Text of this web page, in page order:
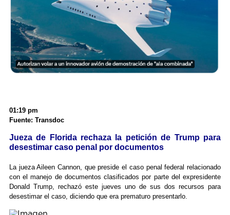
01:19 pm
Fuente: Transdoc
Jueza de Florida rechaza la petición de Trump para
desestimar caso penal por documentos
La jueza Aileen Cannon, que preside el caso penal federal relacionado
con el manejo de documentos clasificados por parte del expresidente
Donald Trump, rechazó este jueves uno de sus dos recursos para
desestimar el caso, diciendo que era prematuro presentarlo.